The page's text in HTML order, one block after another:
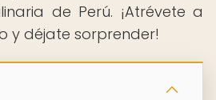
de Perú. ¡Atrévete a
y déjate sorprender!